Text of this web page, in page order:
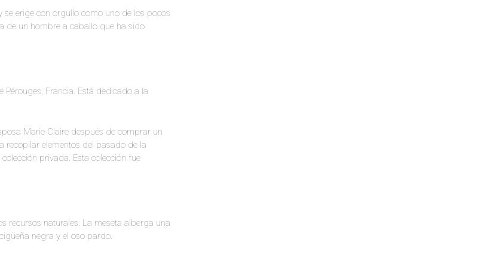
erige con orgullo como uno de los pocos
de un hombre a caballo que ha sido
Francia. Está dedicado a la
Marie-Claire después de comprar un
recopilar elementos del pasado de la
privada. Esta colección fue
recursos naturales. La meseta alberga una
negra y el oso pardo.